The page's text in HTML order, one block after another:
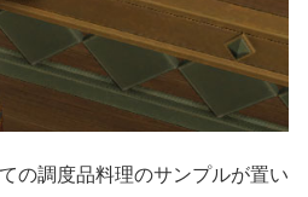
の調度品料理のサンプルが置い